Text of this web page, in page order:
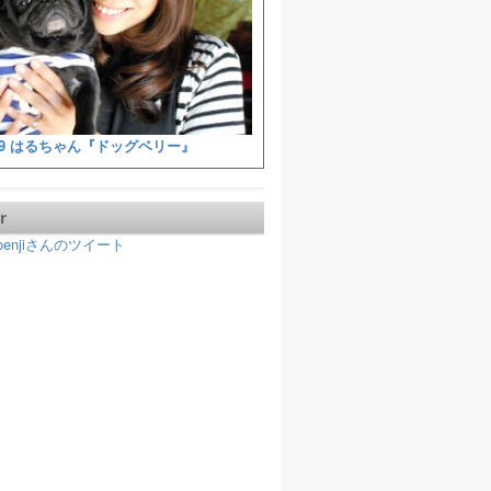
はるちゃん『ドッグベリー』
さんのツイート